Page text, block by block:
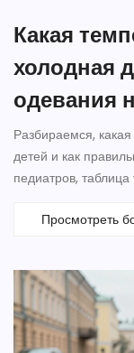
Какая
холодная
одевания
Разбираемся,
детей и как
педиатров,
Просмотреть